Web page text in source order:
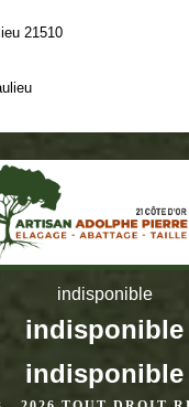
21510
indisponible
indisponible
indisponible